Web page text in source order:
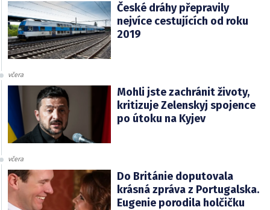
České dráhy přepravily
nejvíce cestujících od roku
2019
včera
Mohli jste zachránit životy,
kritizuje Zelenskyj spojence
po útoku na Kyjev
včera
Do Británie doputovala
krásná zpráva z Portugalska.
Eugenie porodila holčičku